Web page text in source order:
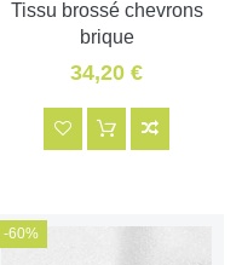
Tissu brossé chevrons
brique
34,20 €
-60%